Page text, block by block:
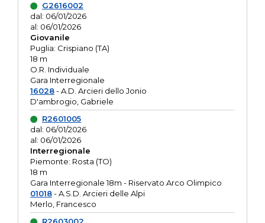
G2616002
dal: 06/01/2026
al: 06/01/2026
Giovanile
Puglia: Crispiano (TA)
18 m
O.R. Individuale
Gara Interregionale
16028- A.D. Arcieri dello Jonio
D'ambrogio, Gabriele
R2601005
dal: 06/01/2026
al: 06/01/2026
Interregionale
Piemonte: Rosta (TO)
18 m
Gara Interregionale 18m - Riservato Arco Olimpico
01018- A.S.D. Arcieri delle Alpi
Merlo, Francesco